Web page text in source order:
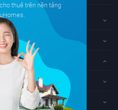
thuê trên nền tảng